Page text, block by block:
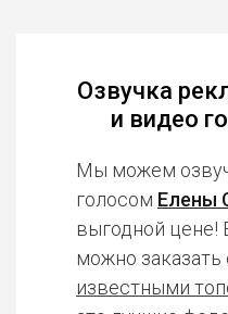
Озвучка
и видео
Мы можем
голосом Елены
выгодной цене!
можно заказать
известными